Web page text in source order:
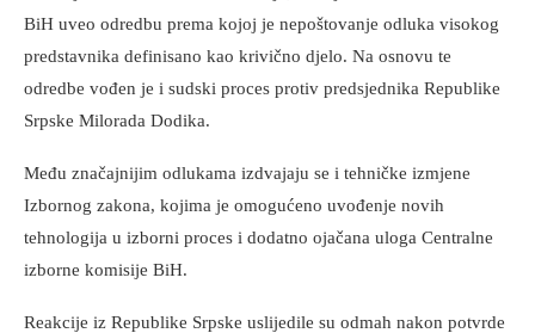
BiH uveo odredbu prema kojoj je nepoštovanje odluka visokog
predstavnika definisano kao krivično djelo. Na osnovu te
odredbe vođen je i sudski proces protiv predsjednika Republike
Srpske Milorada Dodika.
Među značajnijim odlukama izdvajaju se i tehničke izmjene
Izbornog zakona, kojima je omogućeno uvođenje novih
tehnologija u izborni proces i dodatno ojačana uloga Centralne
izborne komisije BiH.
Reakcije iz Republike Srpske uslijedile su odmah nakon potvrde